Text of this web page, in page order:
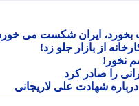
ایران شکست می خورد
از بازار جلو زد!
را صادر کرد
شهادت علی لاریجانی